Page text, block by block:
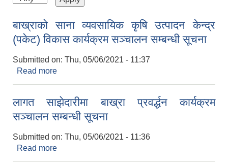
बाख्राको साना व्यवसायिक कृषि उत्पादन केन्द्र
(पकेट) विकास कार्यक्रम सञ्चालन सम्बन्धी सूचना
Submitted on: Thu, 05/06/2021 - 11:37
Read more
लागत साझेदारीमा बाख्रा प्रवर्द्धन कार्यक्रम
सञ्चालन सम्बन्धी सूचना
Submitted on: Thu, 05/06/2021 - 11:36
Read more